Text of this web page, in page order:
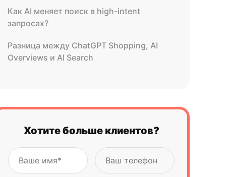
Как AI меняет поиск в high-intent
запросах?
Разница между ChatGPT Shopping, AI
Overviews и AI Search
e-commerce?
Как подготовить интернет-магазин к
ChatGPT Shopping?
Хотите больше клиентов?